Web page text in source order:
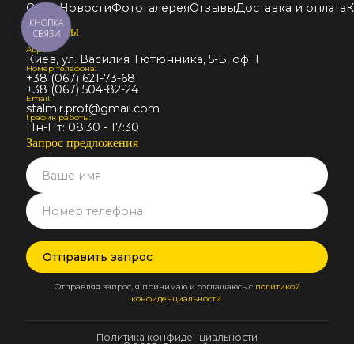
О насНовостиФотогалереяОтзывыДоставка и оплата
Контакты
Адрес:
Киев, ул. Василия Тютюнника, 5-Б, оф. 1
Номер телефона:
+38 (067) 621-73-68
+38 (067) 504-82-24
Email:
stalmir.prof@gmail.com
График работы:
Пн-Пт: 08:30 - 17:30
Запрос предложения
Отправляя запрос, я принимаю и соглашаюсь с политикой
конфиденциальности.
Политика конфиденциальности
КНОПКА
СВЯЗИ